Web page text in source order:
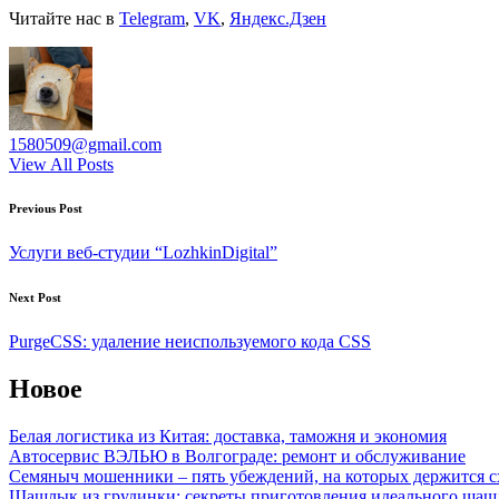
Читайте нас в Telegram, VK, Яндекс.Дзен
1580509@gmail.com
View All Posts
Post
navigation
Previous Post
Услуги веб-студии “LozhkinDigital”
Next Post
PurgeCSS: удаление неиспользуемого кода CSS
Новое
Белая логистика из Китая: доставка, таможня и экономия
Автосервис ВЭЛЬЮ в Волгограде: ремонт и обслуживание
Семяныч мошенники – пять убеждений, на которых держится